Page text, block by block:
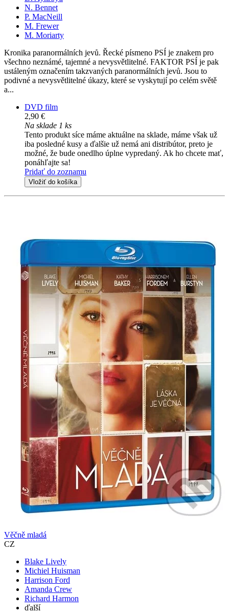
N. Bennet
P. MacNeill
M. Frewer
M. Moriarty
Kronika paranormálních jevů. Řecké písmeno PSÍ je znakem pro
všechno neznámé, tajemné a nevysvětlitelné. FAKTOR PSÍ je pak
ustáleným označením takzvaných paranormálních jevů. Jsou to
podivné a nevysvětlitelné úkazy, které se vyskytují po celém světě
a...
DVD film
2,90 €
Na sklade 1 ks
Tento produkt síce máme aktuálne na sklade, máme však už
iba posledné kusy a ďalšie už nemá ani distribútor, preto je
možné, že bude onedlho úplne vypredaný. Ak ho chcete mať,
ponáhľajte sa!
Pridať do zoznamu
Vložiť do košíka
Věčně mladá
CZ
Blake Lively
Michiel Huisman
Harrison Ford
Amanda Crew
Richard Harmon
ďalší